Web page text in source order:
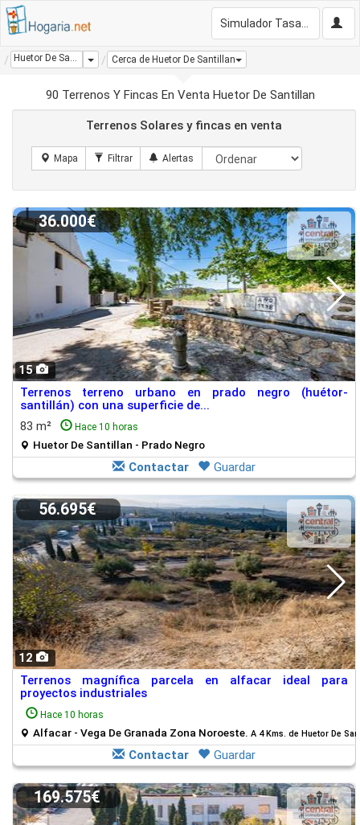
Huetor De Santillan Dropdown
Cerca de Huetor De Santillan
90 Terrenos Y Fincas En Venta Huetor De Santillan
Terrenos Solares y fincas en venta
15
36.000€
Terrenos terreno urbano en prado negro (huétor-
santillán) con una superficie de...
83 m²
Hace 10 horas
Huetor De Santillan - Prado Negro
Contactar Guardar
12
56.695€
Terrenos magnífica parcela en alfacar ideal para
proyectos industriales
Hace 10 horas
Alfacar - Vega De Granada Zona Noroeste. A 4 Kms. de Huetor De
Contactar Guardar
169.575€